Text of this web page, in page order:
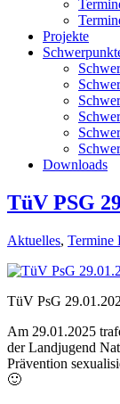
Projekte
Downloads
TüV PSG
Aktuelles, Termine
TüV PsG
Am 29.01.2025
der Landjugend
Prävention
🙂